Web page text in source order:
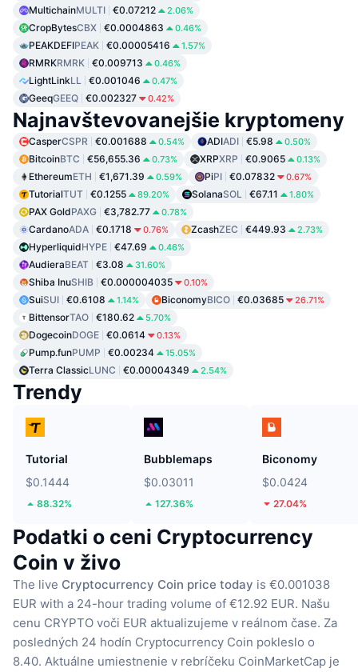
MultichainMULTI €0.07212 2.06%
CropBytesCBX €0.0004863 0.46%
PEAKDEFIPEAK €0.00005416 1.57%
RMRKRMRK €0.009713 0.46%
LightLinkLL €0.001046 0.47%
GeeqGEEQ €0.002327 0.42%
Najnavštevovanejšie kryptomeny
CasperCSPR €0.001688 0.54% ADIADI €5.98 0.50%
BitcoinBTC €56,655.36 0.73% XRPXRP €0.9065 0.13%
EthereumETH €1,671.39 0.59% PiPI €0.07832 0.67%
TutorialTUT €0.1255 89.20% SolanaSOL €67.11 1.80%
PAX GoldPAXG €3,782.77 0.78%
CardanoADA €0.1718 0.76% ZcashZEC €449.93 2.73%
HyperliquidHYPE €47.69 0.46%
AudieraBEAT €3.08 31.60%
Shiba InuSHIB €0.000004035 0.10%
SuiSUI €0.6108 1.14% BiconomyBICO €0.03685 26.71%
BittensorTAO €180.62 5.70%
DogecoinDOGE €0.0614 0.13%
Pump.funPUMP €0.00234 15.05%
Terra ClassicLUNC €0.00004349 2.54%
Trendy
Tutorial
$0.1444
88.32%
Bubblemaps
$0.03011
127.36%
Biconomy
$0.0424
27.04%
Podatki o ceni Cryptocurrency
Coin v živo
The live Cryptocurrency Coin price today is €0.001038
EUR with a 24-hour trading volume of €12.92 EUR. Našu
cenu CRYPTO voči EUR aktualizujeme v reálnom čase. Za
posledných 24 hodín Cryptocurrency Coin pokleslo o
8.40. Aktuálne umiestnenie v rebríčeku CoinMarketCap je